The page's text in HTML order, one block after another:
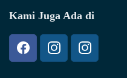
Kami Juga Ada di